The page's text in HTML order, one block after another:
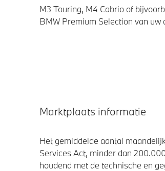
M3 Touring, M4 Cabrio of
BMW Premium Selection van uw
Marktplaats informatie
Het gemiddelde aantal
Services Act, minder dan
houdend met de technische en